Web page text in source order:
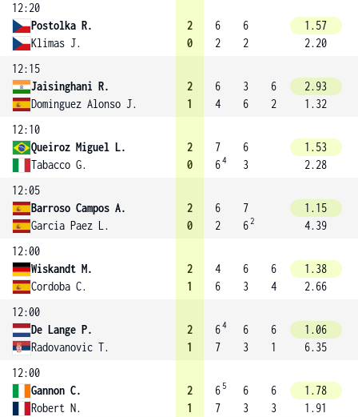
12:20
Postolka R.
Klimas J.
2
0
6
2
6
2
1.57
2.20
12:15
Jaisinghani R.
Dominguez Alonso J.
2
1
6
4
3
6
6
2
2.93
1.32
12:10
Queiroz Miguel L.
Tabacco G.
2
0
7
64
6
3
1.53
2.28
12:05
Barroso Campos A.
Garcia Paez L.
2
0
6
2
7
62
1.15
4.39
12:00
Wiskandt M.
Cordoba C.
2
1
4
6
6
3
6
4
1.38
2.66
12:00
De Lange P.
Radovanovic T.
2
1
64
7
6
3
6
1
1.06
6.35
12:00
Gannon C.
Robert N.
2
1
6 5
7
6
3
6
3
1.78
1.91